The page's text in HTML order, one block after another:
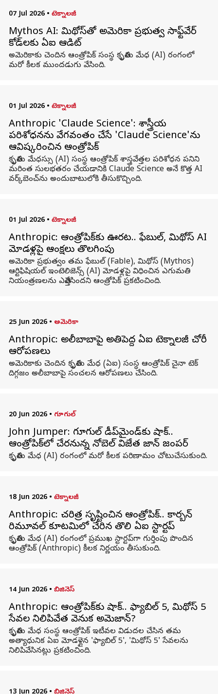
07 Jul 2026 • టెక్నాలజీ
Mythos AI: మిథోస్‌తో అమెరికా ప్రభుత్వ సాఫ్ట్‌వేర్‌
కోడ్‌లకు ఏఐ ఆడిట్
అమెరికాకు చెందిన ఆంత్రోపిక్‌ సంస్థ కృత్రిమ మేధ (AI) రంగంలో
మరో కీలక ముందడుగు వేసింది.
01 Jul 2026 • టెక్నాలజీ
Anthropic 'Claude Science': శాస్త్రీయ
పరిశోధనను వేగవంతం చేసే 'Claude Science'ను
ఆవిష్కరించిన ఆంత్రోపిక్
కృత్రిమ మేధస్సు (AI) సంస్థ ఆంత్రోపిక్‌ శాస్త్రవేత్తల పరిశోధన పనిని
మరింత సులభతరం చేయడానికి Claude Science అనే కొత్త AI
వర్క్‌బెంచ్‌ను అందుబాటులోకి తీసుకొచ్చింది.
01 Jul 2026 • టెక్నాలజీ
Anthropic: ఆంత్రోపిక్‌కు ఊరట.. ఫేబుల్, మిథోస్ AI
మోడళ్లపై ఆంక్షలు తొలగింపు
అమెరికా ప్రభుత్వం తమ ఫేబుల్ (Fable), మిథోస్ (Mythos)
ఆర్టిఫిషియల్ ఇంటెలిజెన్స్ (AI) మోడళ్లపై విధించిన ఎగుమతి
నియంత్రణలను ఎత్తివేసిందని ఆంత్రోపిక్ ప్రకటించింది.
25 Jun 2026 • అమెరికా
Anthropic: అలీబాబాపై అతిపెద్ద ఏఐ టెక్నాలజీ చోరీ
ఆరోపణలు
అమెరికాకు చెందిన కృత్రిమ మేధ (ఏఐ) సంస్థ ఆంత్రోపిక్ చైనా టెక్
దిగ్గజం అలీబాబాపై సంచలన ఆరోపణలు చేసింది.
20 Jun 2026 • గూగుల్
John Jumper: గూగుల్ డీప్‌మైండ్‌కు షాక్..
ఆంత్రోపిక్‌లో చేరనున్న నోబెల్ విజేత జాన్ జంపర్
కృత్రిమ మేధ (AI) రంగంలో మరో కీలక పరిణామం చోటుచేసుకుంది.
18 Jun 2026 • టెక్నాలజీ
Anthropic: చరిత్ర సృష్టించిన ఆంత్రోపిక్‌.. కార్బన్‌
రిమూవల్‌ కూటమిలో చేరిన తొలి ఏఐ స్టార్టప్
కృత్రిమ మేధ (AI) రంగంలో ప్రముఖ స్టార్టప్‌గా గుర్తింపు పొందిన
ఆంత్రోపిక్ (Anthropic) కీలక నిర్ణయం తీసుకుంది.
14 Jun 2026 • బిజినెస్
Anthropic: ఆంత్రోపిక్‌కు షాక్.. ఫ్యాబిల్‌ 5, మిథోస్‌ 5
సేవల నిలిపివేత వెనుక అమెజాన్‌?
కృత్రిమ మేధ సంస్థ ఆంత్రోపిక్‌ ఇటీవల విడుదల చేసిన తమ
అత్యాధునిక ఏఐ మోడళ్లైన 'ఫ్యాబిల్‌ 5', 'మిథోస్‌ 5' సేవలను
నిలిపివేసినట్లు ప్రకటించింది.